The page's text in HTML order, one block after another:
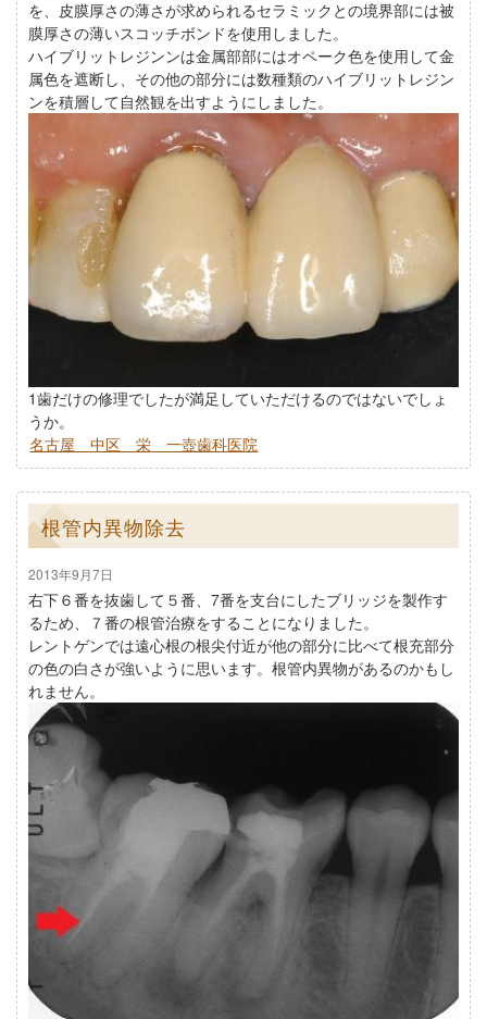
を、皮膜厚さの薄さが求められるセラミックとの境界部には被
膜厚さの薄いスコッチボンドを使用しました。
ハイブリットレジンンは金属部部にはオペーク色を使用して金
属色を遮断し、その他の部分には数種類のハイブリットレジン
ンを積層して自然観を出すようにしました。
1歯だけの修理でしたが満足していただけるのではないでしょ
うか。
名古屋 中区 栄 一壺歯科医院
根管内異物除去
2013年9月7日
右下６番を抜歯して５番、7番を支台にしたブリッジを製作す
るため、７番の根管治療をすることになりました。
レントゲンでは遠心根の根尖付近が他の部分に比べて根充部分
の色の白さが強いように思います。根管内異物があるのかもし
れません。